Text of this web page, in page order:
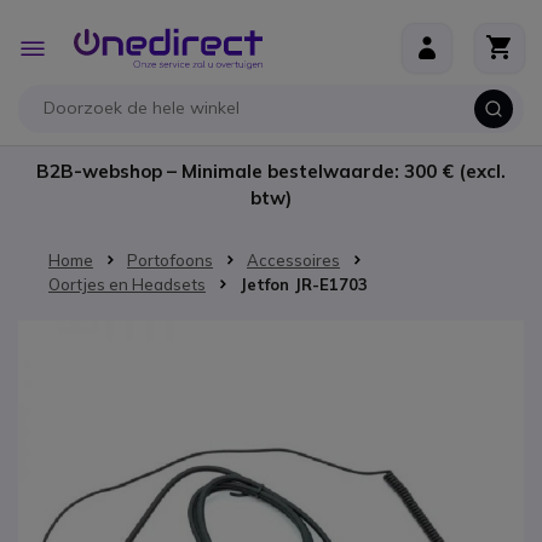
Toggle
Nav
B2B-webshop – Minimale bestelwaarde: 300 € (excl.
btw)
Home Portofoons
Accessoires
Oortjes en Headsets
Jetfon JR-E1703